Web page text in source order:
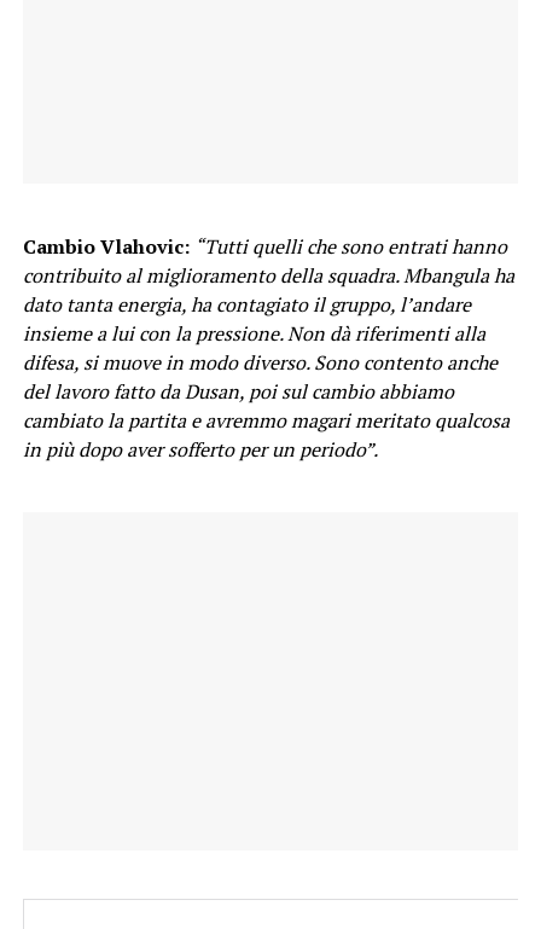
Cambio Vlahovic: “Tutti quelli che sono entrati hanno
contribuito al miglioramento della squadra. Mbangula ha
dato tanta energia, ha contagiato il gruppo, l’andare
insieme a lui con la pressione. Non dà riferimenti alla
difesa, si muove in modo diverso. Sono contento anche
del lavoro fatto da Dusan, poi sul cambio abbiamo
cambiato la partita e avremmo magari meritato qualcosa
in più dopo aver sofferto per un periodo”.